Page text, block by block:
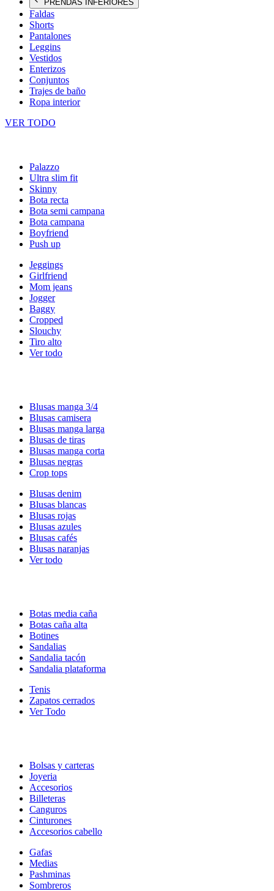
PRENDAS INFERIORES
Faldas
Shorts
Pantalones
Leggins
Vestidos
Enterizos
Conjuntos
Trajes de baño
Ropa interior
VER TODO
Palazzo
Ultra slim fit
Skinny
Bota recta
Bota semi campana
Bota campana
Boyfriend
Push up
Jeggings
Girlfriend
Mom jeans
Jogger
Baggy
Cropped
Slouchy
Tiro alto
Ver todo
Blusas manga 3/4
Blusas camisera
Blusas manga larga
Blusas de tiras
Blusas manga corta
Blusas negras
Crop tops
Blusas denim
Blusas blancas
Blusas rojas
Blusas azules
Blusas cafés
Blusas naranjas
Ver todo
Botas media caña
Botas caña alta
Botines
Sandalias
Sandalia tacón
Sandalia plataforma
Tenis
Zapatos cerrados
Ver Todo
Bolsas y carteras
Joyeria
Accesorios
Billeteras
Canguros
Cinturones
Accesorios cabello
Gafas
Medias
Pashminas
Sombreros